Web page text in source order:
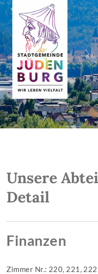
Unsere
Detail
Finanzen
Zimmer Nr.: 220, 221,